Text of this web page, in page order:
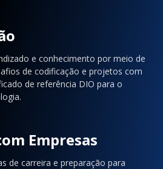
e conhecimento por meio de
de codificação e projetos com
de referência DIO para o
Empresas
de carreira e preparação para